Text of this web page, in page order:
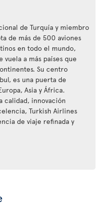
de Turquía y miembro
de más de 500 aviones
en todo el mundo,
a más países que
Su centro
es una puerta de
Asia y África.
calidad, innovación
Turkish Airlines
de viaje refinada y